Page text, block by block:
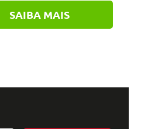
SAIBA MAIS